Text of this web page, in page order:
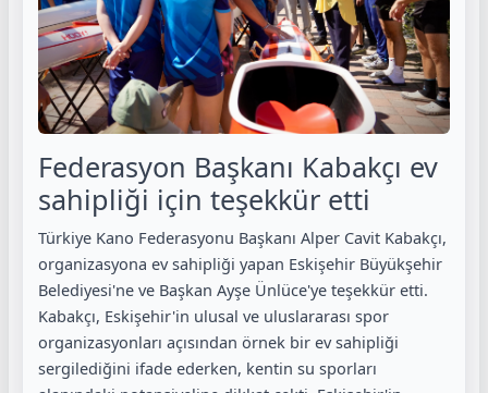
Federasyon Başkanı Kabakçı ev
sahipliği için teşekkür etti
Türkiye Kano Federasyonu Başkanı Alper Cavit Kabakçı,
organizasyona ev sahipliği yapan Eskişehir Büyükşehir
Belediyesi'ne ve Başkan Ayşe Ünlüce'ye teşekkür etti.
Kabakçı, Eskişehir'in ulusal ve uluslararası spor
organizasyonları açısından örnek bir ev sahipliği
sergilediğini ifade ederken, kentin su sporları